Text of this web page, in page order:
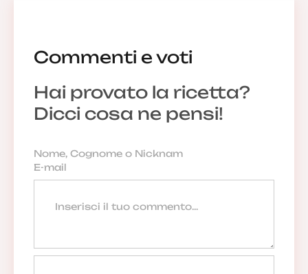
Commenti e voti
Hai provato la ricetta?
Dicci cosa ne pensi!